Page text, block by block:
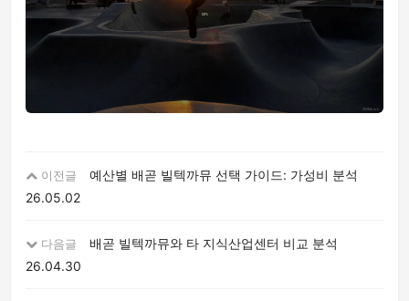
이전글
예산별 배곧 빌텍까뮤 선택 가이드: 가성비 분석
26.05.02
다음글
배곧 빌텍까뮤와 타 지식산업센터 비교 분석
26.04.30